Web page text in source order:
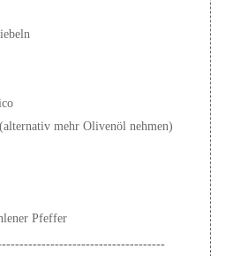
mehr Olivenöl nehmen)
Pfeffer